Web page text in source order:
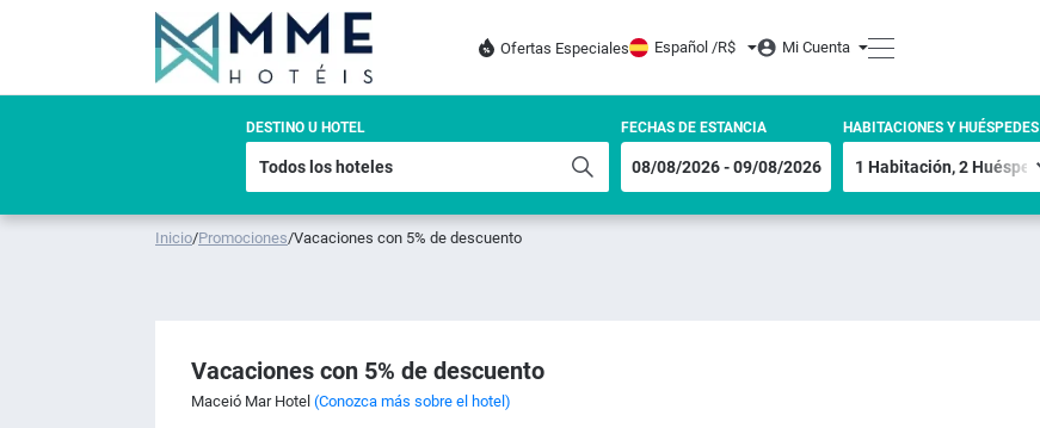
Ofertas Especiales Español /R$ Mi Cuenta
DESTINO U HOTEL FECHAS DE ESTANCIA HABITACIONES Y HUÉSPEDES
Inicio/Promociones/Vacaciones con 5% de descuento
Vacaciones con 5% de descuento
Maceió Mar Hotel (Conozca más sobre el hotel)